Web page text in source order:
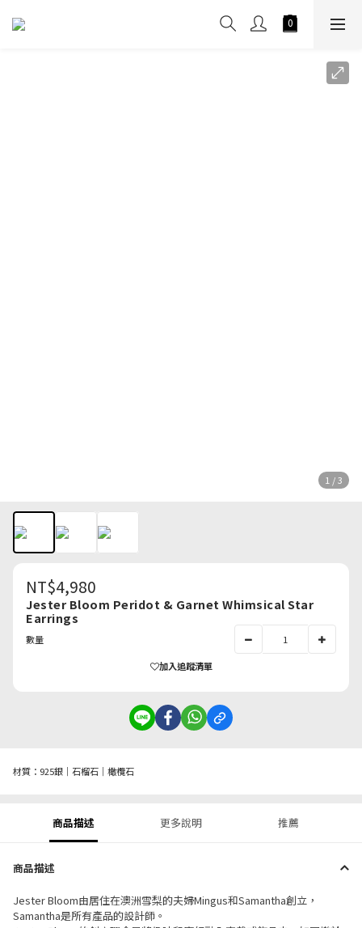
1 / 3
NT$4,980
Jester Bloom Peridot & Garnet Whimsical Star
Earrings
數量
加入追蹤清單
材質：925銀｜石榴石｜橄欖石
商品描述 更多說明 推薦
商品描述
Jester Bloom由居住在澳洲雪梨的夫婦Mingus和Samantha創立，
Samantha是所有產品的設計師。